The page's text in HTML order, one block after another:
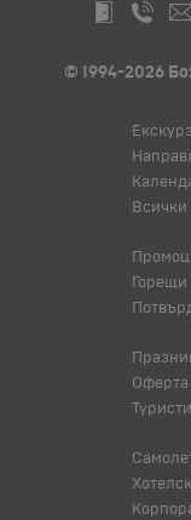
© 1994-2026
Всички
Горещи
Оферта